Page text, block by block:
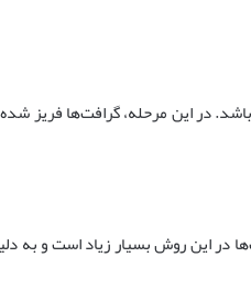
در این مرحله، گرافت‌ها فریز
این روش بسیار زیاد است و به